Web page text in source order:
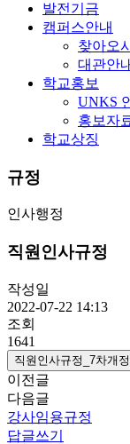
발전기금
캠퍼스안내
찾아오
대관안
학교홍보
UNKS
홍보자
학교상징
규정
인사행정
직원인사규정
작성일
2022-07-22 14:13
조회
1641
직원인사규정_7차개
이전글
다음글
강사임용규정
답글쓰기